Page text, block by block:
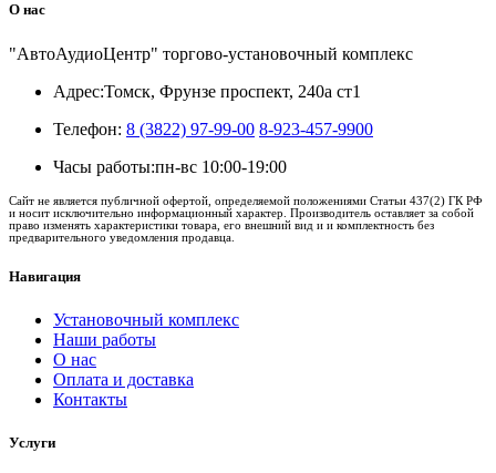
О нас
"АвтоАудиоЦентр" торгово-установочный комплекс
Адрес:Томск, Фрунзе проспект, 240а ст1
Телефон: 8 (3822) 97-99-00 8-923-457-9900
Часы работы:пн-вс 10:00-19:00
Сайт не является публичной офертой, определяемой положениями Статьи 437(2) ГК РФ
и носит исключительно информационный характер. Производитель оставляет за собой
право изменять характеристики товара, его внешний вид и и комплектность без
предварительного уведомления продавца.
Навигация
Установочный комплекс
Наши работы
О нас
Оплата и доставка
Контакты
Услуги